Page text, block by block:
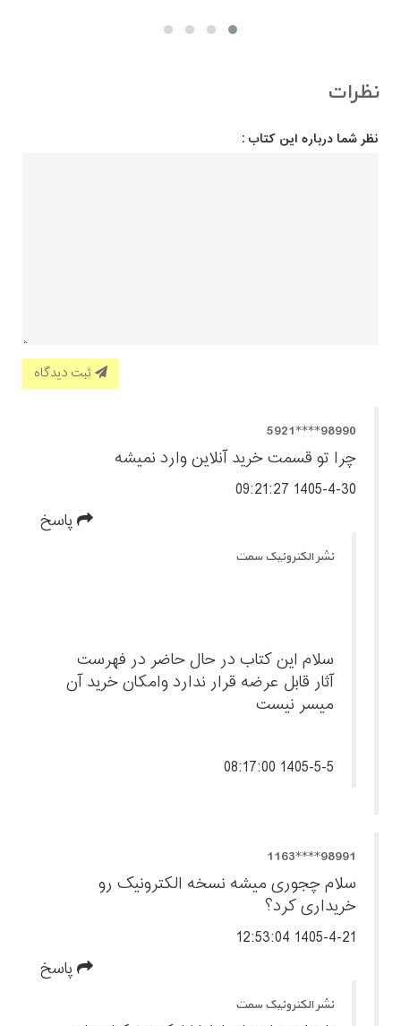
نظرات
نظر شما درباره این کتاب :
98990****5921
چرا تو قسمت خرید آنلاین وارد نمیشه
1405-4-30 09:21:27
پاسخ
نشر الکترونیک سمت
سلام این کتاب در حال حاضر در فهرست
آثار قابل عرضه قرار ندارد وامکان خرید آن
میسر نیست
1405-5-5 08:17:00
98991****1163
سلام چجوری میشه نسخه الکترونیک رو
خریداری کرد؟
1405-4-21 12:53:04
پاسخ
نشر الکترونیک سمت